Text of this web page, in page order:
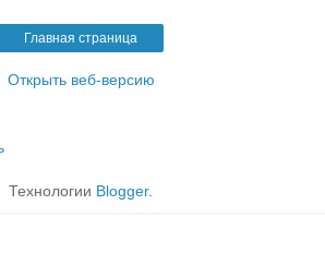
Главная страница
Открыть веб-версию
Технологии Blogger.